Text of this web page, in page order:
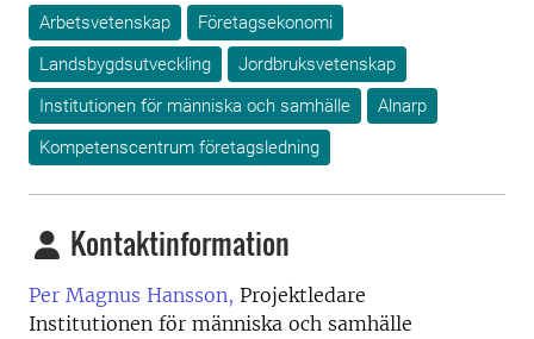
Arbetsvetenskap
Företagsekonomi
Landsbygdsutveckling
Jordbruksvetenskap
Institutionen för människa och samhälle
Alnarp
Kompetenscentrum företagsledning
Kontaktinformation
Per Magnus Hansson, Projektledare
Institutionen för människa och samhälle